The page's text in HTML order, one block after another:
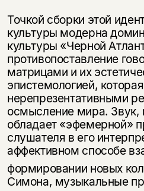
Точкой сборки этой
культуры модерна
культуры «Черной
противопоставление
матрицами и их
эпистемологией,
нерепрезентативными
осмысление мира. Звук,
обладает «эфемерной»
слушателя в его
аффективном способе
формировании новых
Симона, музыкальные